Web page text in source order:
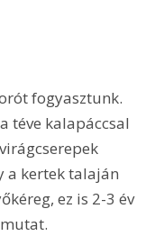
fogyasztunk.
téve kalapáccsal
a kertek talaján
ez is 2-3 év